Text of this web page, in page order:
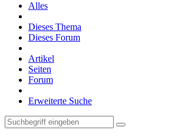
Alles
Dieses Thema
Dieses Forum
Artikel
Seiten
Forum
Erweiterte Suche